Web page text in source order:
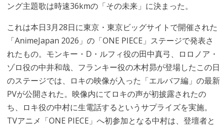
ング主題歌は時速36kmの「その未来」に決まった。
これは本日3月28日に東京・東京ビッグサイトで開催された
「AnimeJapan 2026」の「ONE PIECE」ステージで発表さ
れたもの。モンキー・D・ルフィ役の田中真弓、ロロノア・
ゾロ役の中井和哉、フランキー役の木村昴が登場したこの日
のステージでは、ロキの映像が入った「エルバフ編」の最新
PVが公開された。映像内にてロキの声が初披露されたの
ち、ロキ役の中村に生電話するというサプライズを実施。
TVアニメ「ONE PIECE」へ初参加となる中村は、登壇者と